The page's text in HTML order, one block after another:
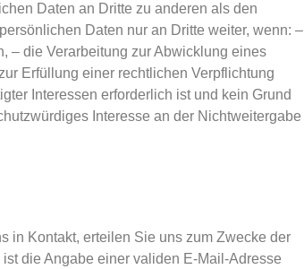
Daten an Dritte zu anderen als den
Daten nur an Dritte weiter, wenn: –
– die Verarbeitung zur Abwicklung eines
Erfüllung einer rechtlichen Verpflichtung
Interessen erforderlich ist und kein Grund
Interesse an der Nichtweitergabe
in Kontakt, erteilen Sie uns zum Zwecke der
die Angabe einer validen E-Mail-Adresse